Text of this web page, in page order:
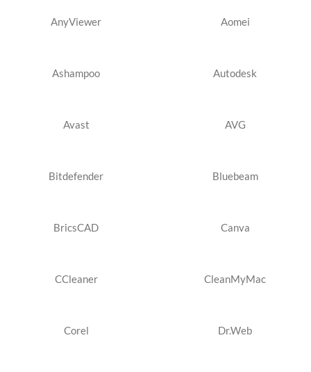
AnyViewer Aomei
Ashampoo Autodesk
Avast AVG
Bitdefender Bluebeam
BricsCAD Canva
CCleaner CleanMyMac
Corel Dr.Web